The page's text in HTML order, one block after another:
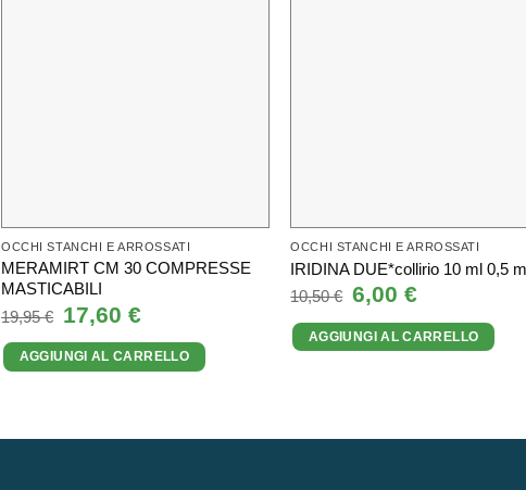
OCCHI STANCHI E ARROSSATI
MERAMIRT CM 30 COMPRESSE
MASTICABILI
19,95€ Il
prezzo
originale
era:
19,95 €.
17,60 €Il
prezzo
attuale
è:
17,60 €.
AGGIUNGI AL CARRELLO
OCCHI STANCHI E ARROSSATI
IRIDINA DUE*collirio 10 ml 0,5
10,50€ Il
prezzo
originale
era:
10,50 €.
6,00 €Il
prezzo
attuale
è:
6,00 €.
AGGIUNGI AL CARRELLO